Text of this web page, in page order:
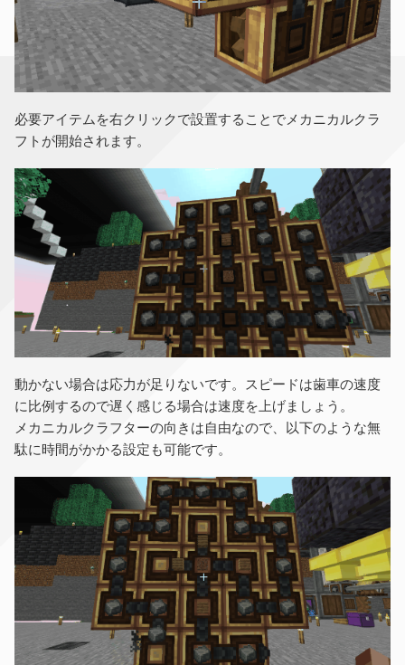
必要アイテムを右クリックで設置することでメカニカルクラ
フトが開始されます。
動かない場合は応力が足りないです。スピードは歯車の速度
に比例するので遅く感じる場合は速度を上げましょう。
メカニカルクラフターの向きは自由なので、以下のような無
駄に時間がかかる設定も可能です。